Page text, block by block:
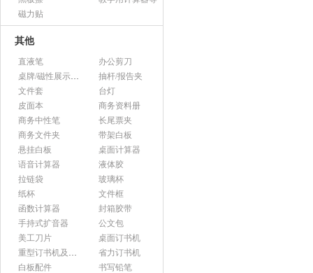
磁力贴
其他
直液笔
办公剪刀
桌牌/磁性展示帖/证件框
抽杆/报告夹
文件套
台灯
皮面本
商务资料册
商务中性笔
长尾票夹
商务文件夹
带架白板
悬挂白板
桌面计算器
语音计算器
液体胶
拉链袋
玻璃杯
纸杯
文件框
函数计算器
封箱胶带
手持式扩音器
公文包
美工刀片
桌面订书机
重型订书机及其它
省力订书机
白板配件
书写铅笔